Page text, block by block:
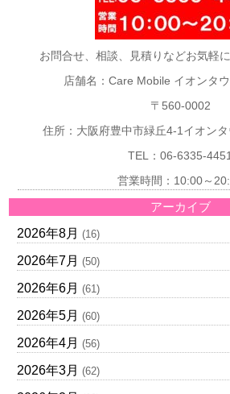
お問合せ、相談、見積りなどお気軽
店舗名：Care Mobile イオンタ
〒560-0002
住所：大阪府豊中市緑丘4-1イオン
TEL：06-6335-4451
営業時間：10:00～
アーカイブ
2026年8月 (16)
2026年7月 (50)
2026年6月 (61)
2026年5月 (60)
2026年4月 (56)
2026年3月 (62)